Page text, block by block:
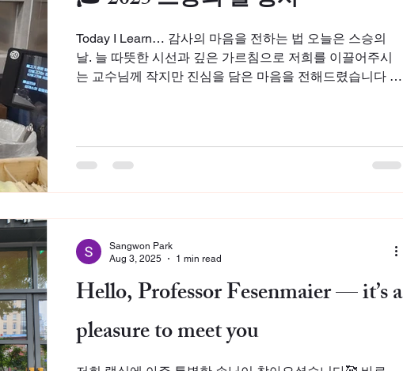
Today I Learn… 감사의 마음을 전하는 법 오늘은 스승의
날. 늘 따뜻한 시선과 깊은 가르침으로 저희를 이끌어주시
는 교수님께 작지만 진심을 담은 마음을 전해드렸습니다 😊
Hello, Professor Fesenmaier — it’s a
pleasure to meet you
Sangwon Park
Aug 3, 2025
1 min read